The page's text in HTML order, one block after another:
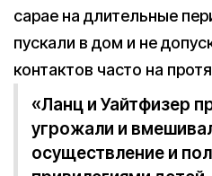
сарае на длительные
пускали в дом и не
контактов часто на
«Ланц и Уайтфизер
угрожали и
осуществление и